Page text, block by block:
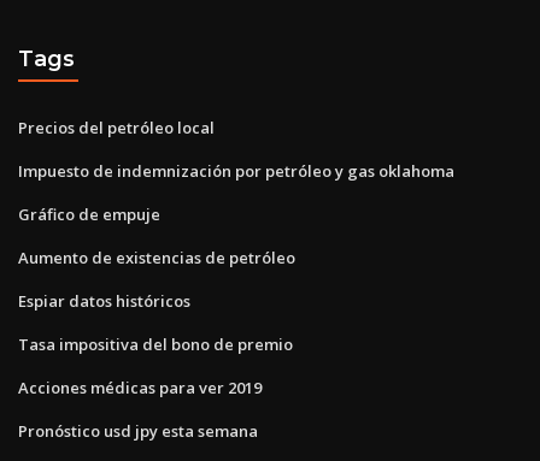
Tags
Precios del petróleo local
Impuesto de indemnización por petróleo y gas oklahoma
Gráfico de empuje
Aumento de existencias de petróleo
Espiar datos históricos
Tasa impositiva del bono de premio
Acciones médicas para ver 2019
Pronóstico usd jpy esta semana